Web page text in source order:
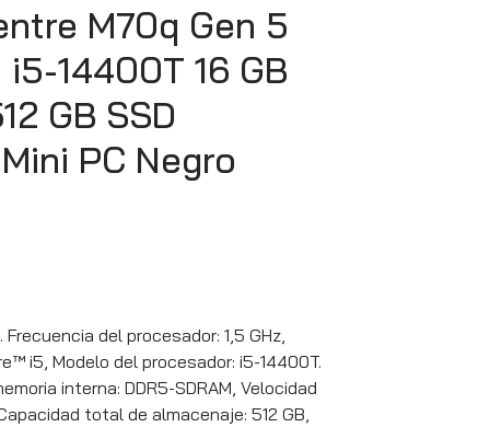
M70q Gen 5
14400T 16 GB
GB SSD
PC Negro
del procesador: 1,5 GHz,
i5, Modelo del procesador: i5-14400T.
interna: DDR5-SDRAM, Velocidad
total de almacenaje: 512 GB,